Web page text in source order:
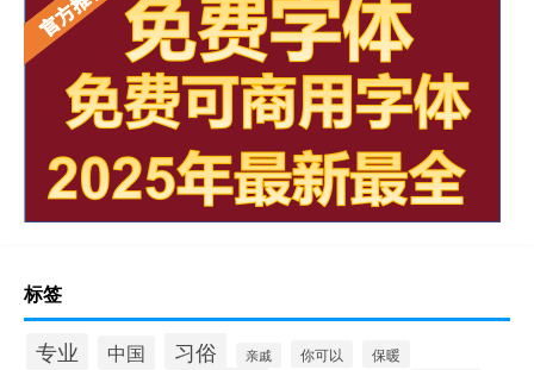
标签
专业 中国 习俗 亲戚 你可以 保暖